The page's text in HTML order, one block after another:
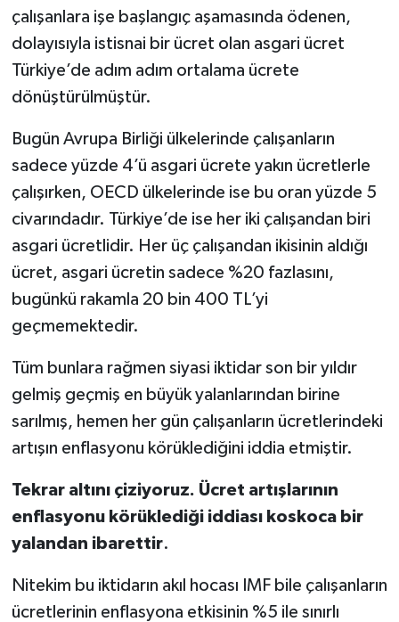
çalışanlara işe başlangıç aşamasında ödenen,
dolayısıyla istisnai bir ücret olan asgari ücret
Türkiye’de adım adım ortalama ücrete
dönüştürülmüştür.
Bugün Avrupa Birliği ülkelerinde çalışanların
sadece yüzde 4’ü asgari ücrete yakın ücretlerle
çalışırken, OECD ülkelerinde ise bu oran yüzde 5
civarındadır. Türkiye’de ise her iki çalışandan biri
asgari ücretlidir. Her üç çalışandan ikisinin aldığı
ücret, asgari ücretin sadece %20 fazlasını,
bugünkü rakamla 20 bin 400 TL’yi
geçmemektedir.
Tüm bunlara rağmen siyasi iktidar son bir yıldır
gelmiş geçmiş en büyük yalanlarından birine
sarılmış, hemen her gün çalışanların ücretlerindeki
artışın enflasyonu körüklediğini iddia etmiştir.
Tekrar altını çiziyoruz. Ücret artışlarının
enflasyonu körüklediği iddiası koskoca bir
yalandan ibarettir.
Nitekim bu iktidarın akıl hocası IMF bile çalışanların
ücretlerinin enflasyona etkisinin %5 ile sınırlı